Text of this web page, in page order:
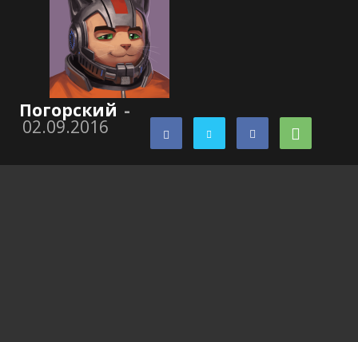
Погорский -
02.09.2016